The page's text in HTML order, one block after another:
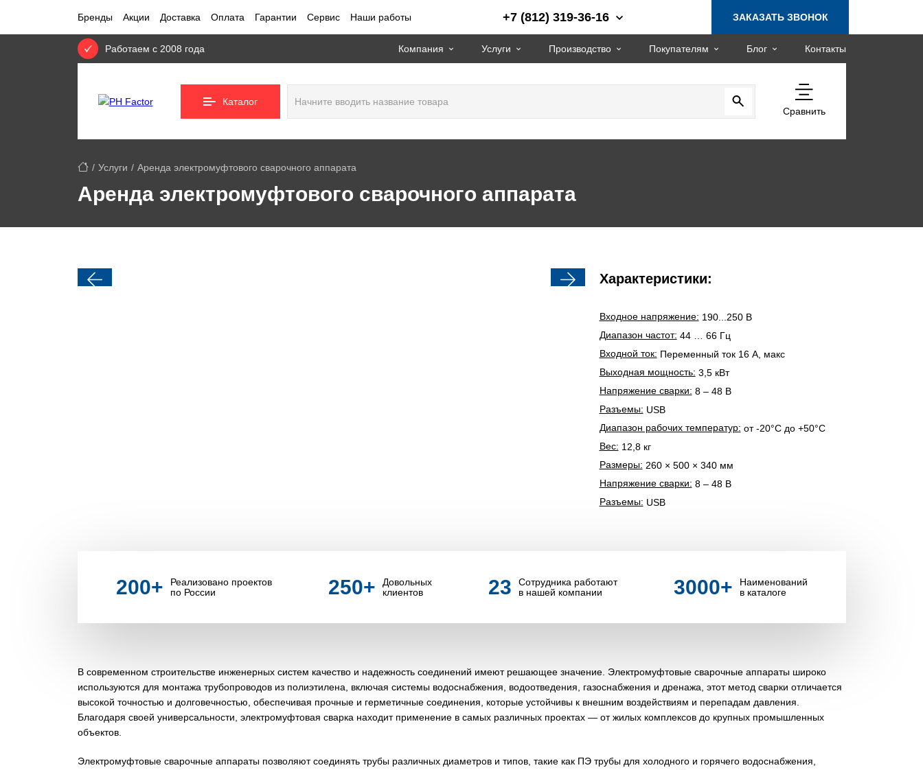
Бренды Акции Доставка Оплата Гарантии Сервис Наши работы +7 (812) 319-36-16 ЗАКАЗАТЬ ЗВОНОК
Работаем с 2008 года Компания Услуги Производство Покупателям Блог Контакты
Каталог
Сравнить
Услуги Аренда электромуфтового сварочного аппарата
Аренда электромуфтового сварочного аппарата
Характеристики:
Входное напряжение: 190...250 В
Диапазон частот: 44 … 66 Гц
Входной ток: Переменный ток 16 A, макс
Выходная мощность: 3,5 кВт
Напряжение сварки: 8 – 48 В
Разъемы: USB
Диапазон рабочих температур: от -20°С до +50°С
Вес: 12,8 кг
Размеры: 260 × 500 × 340 мм
Напряжение сварки: 8 – 48 В
Разъемы: USB
200+
Реализовано проектов
по России
250+
Довольных
клиентов
23
Сотрудника работают
в нашей компании
3000+
Наименований
в каталоге
В современном строительстве инженерных систем качество и надежность соединений имеют решающее значение. Электромуфтовые сварочные аппараты широко
используются для монтажа трубопроводов из полиэтилена, включая системы водоснабжения, водоотведения, газоснабжения и дренажа, этот метод сварки отличается
высокой точностью и долговечностью, обеспечивая прочные и герметичные соединения, которые устойчивы к внешним воздействиям и перепадам давления.
Благодаря своей универсальности, электромуфтовая сварка находит применение в самых различных проектах — от жилых комплексов до крупных промышленных
объектов.
Электромуфтовые сварочные аппараты позволяют соединять трубы различных диаметров и типов, такие как ПЭ трубы для холодного и горячего водоснабжения,